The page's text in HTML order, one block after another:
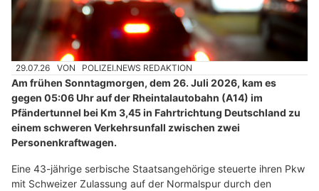
29.07.26 VON POLIZEI.NEWS REDAKTION
Am frühen Sonntagmorgen, dem 26. Juli 2026, kam es
gegen 05:06 Uhr auf der Rheintalautobahn (A14) im
Pfändertunnel bei Km 3,45 in Fahrtrichtung Deutschland zu
einem schweren Verkehrsunfall zwischen zwei
Personenkraftwagen.
Eine 43-jährige serbische Staatsangehörige steuerte ihren Pkw
mit Schweizer Zulassung auf der Normalspur durch den